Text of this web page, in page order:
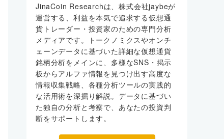
JinaCoin Researchは、株式会社jaybeが
運営する、利益を本気で追求する仮想通
貨トレーダー・投資家のための専門分析
メディアです。トークノミクスやオンチ
ェーンデータに基づいた詳細な仮想通貨
銘柄分析をメインに、多様なSNS・掲示
板からアルファ情報を見つけ出す高度な
情報収集戦略、各種分析ツールの実践的
な活用術を深掘り解説。データに基づい
た独自の分析と考察で、あなたの投資判
断をサポートします。